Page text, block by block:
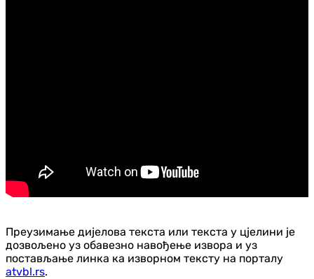
Преузимање дијелова текста или текста у цјелини је
дозвољено уз обавезно навођење извора и уз
постављање линка ка изворном тексту на порталу
atvbl.rs.